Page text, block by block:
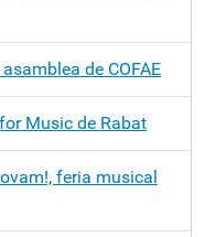
de COFAE
Music de Rabat
feria musical